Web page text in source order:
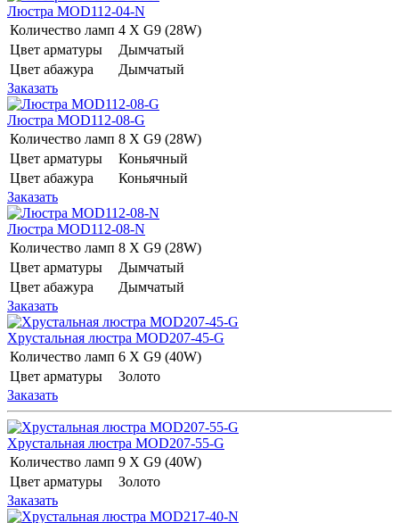
Люстра MOD112-04-N
Количество ламп 4 Х G9 (28W)
Цвет арматуры
Дымчатый
Цвет абажура
Дымчатый
Заказать
Люстра MOD112-08-G
Количество ламп 8 Х G9 (28W)
Цвет арматуры
Коньячный
Цвет абажура
Коньячный
Заказать
Люстра MOD112-08-N
Количество ламп 8 Х G9 (28W)
Цвет арматуры
Дымчатый
Цвет абажура
Дымчатый
Заказать
Хрустальная люстра MOD207-45-G
Количество ламп 6 Х G9 (40W)
Цвет арматуры
Золото
Заказать
Хрустальная люстра MOD207-55-G
Количество ламп 9 Х G9 (40W)
Цвет арматуры
Золото
Заказать